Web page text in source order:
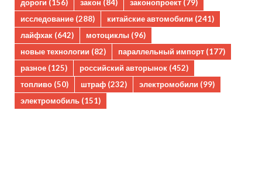
дороги (156) закон (84) законопроект (79)
исследование (288) китайские автомобили (241)
лайфхак (642) мотоциклы (96)
новые технологии (82) параллельный импорт (177)
разное (125) российский авторынок (452)
топливо (50) штраф (232) электромобили (99)
электромобиль (151)